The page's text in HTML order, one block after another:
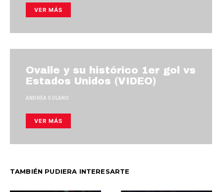
VER MÁS
Ovalle y su histórico 1er gol vs
Estados Unidos (VIDEO)
ANDREA SOLANO
VER MÁS
TAMBIÉN PUDIERA INTERESARTE